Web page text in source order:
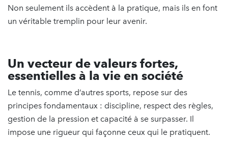
Non seulement ils accèdent à la pratique, mais ils en font
un véritable tremplin pour leur avenir.
Un vecteur de valeurs fortes,
essentielles à la vie en société
Le tennis, comme d’autres sports, repose sur des
principes fondamentaux : discipline, respect des règles,
gestion de la pression et capacité à se surpasser. Il
impose une rigueur qui façonne ceux qui le pratiquent.